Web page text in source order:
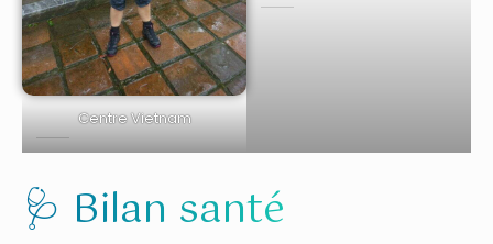
Centre Vietnam
🩺 Bilan santé